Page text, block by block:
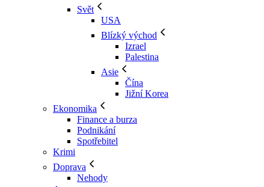
Svět
USA
Blízký východ
Izrael
Palestina
Asie
Čína
Jižní Korea
Ekonomika
Finance a burza
Podnikání
Spotřebitel
Krimi
Doprava
Nehody